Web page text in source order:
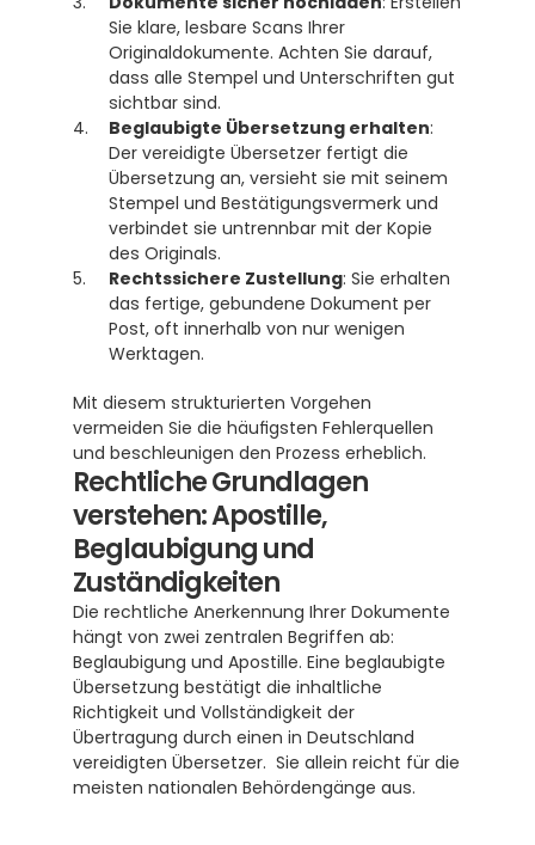
Sie klare, lesbare Scans Ihrer
Originaldokumente. Achten Sie darauf,
dass alle Stempel und Unterschriften gut
sichtbar sind.
Beglaubigte Übersetzung erhalten:
Der vereidigte Übersetzer fertigt die
Übersetzung an, versieht sie mit seinem
Stempel und Bestätigungsvermerk und
verbindet sie untrennbar mit der Kopie
des Originals.
Rechtssichere Zustellung: Sie erhalten
das fertige, gebundene Dokument per
Post, oft innerhalb von nur wenigen
Werktagen.
Mit diesem strukturierten Vorgehen
vermeiden Sie die häufigsten Fehlerquellen
und beschleunigen den Prozess erheblich.
Rechtliche Grundlagen
verstehen: Apostille,
Beglaubigung und
Zuständigkeiten
Die rechtliche Anerkennung Ihrer Dokumente
hängt von zwei zentralen Begriffen ab:
Beglaubigung und Apostille. Eine beglaubigte
Übersetzung bestätigt die inhaltliche
Richtigkeit und Vollständigkeit der
Übertragung durch einen in Deutschland
vereidigten Übersetzer.  Sie allein reicht für die
meisten nationalen Behördengänge aus.